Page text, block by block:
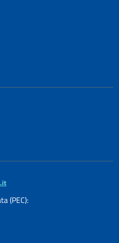
(PEC):